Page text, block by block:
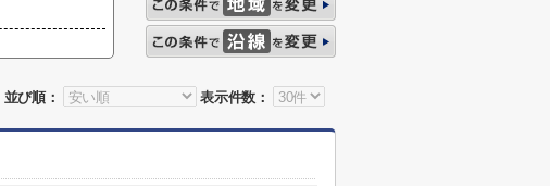
並び順：
表示件数：